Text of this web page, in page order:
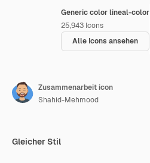
Generic color lineal-color
25,943 Icons
Alle Icons ansehen
Zusammenarbeit icon
Shahid-Mehmood
Gleicher Stil